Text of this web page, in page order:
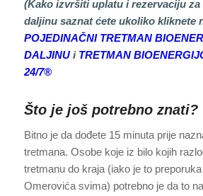
(Kako izvršiti uplatu i rezervaciju za
daljinu saznat ćete ukoliko kliknete
POJEDINAČNI TRETMAN
DALJINUi TRETMAN
24/7®
Što je još potrebno znati?
Bitno je da dođete 15 minuta prije
tretmana. Osobe koje iz bilo kojih
tretmanu do kraja (iako je to
Omerovića svima) potrebno je da to